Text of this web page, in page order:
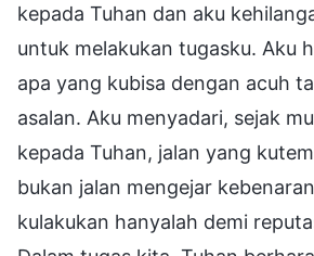
kepada Tuhan dan aku
untuk melakukan tugasku. Aku
apa yang kubisa dengan acuh
asalan. Aku menyadari, sejak
kepada Tuhan, jalan yang
bukan jalan mengejar
kulakukan hanyalah demi